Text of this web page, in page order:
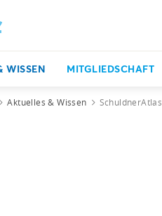
WISSEN MITGLIEDSCHAFT
Aktuelles & Wissen SchuldnerAtlas